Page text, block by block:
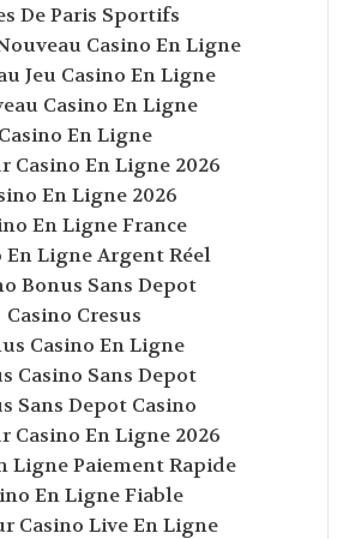
De Paris Sportifs
Casino En Ligne
Jeu Casino En Ligne
Casino En Ligne
Casino En Ligne
Casino En Ligne 2026
En Ligne 2026
En Ligne France
En Ligne Argent Réel
Bonus Sans Depot
Casino Cresus
Casino En Ligne
Casino Sans Depot
Sans Depot Casino
Casino En Ligne 2026
Ligne Paiement Rapide
En Ligne Fiable
Casino Live En Ligne